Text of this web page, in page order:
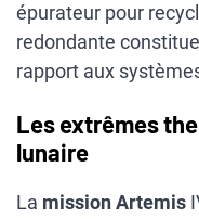
épurateur pour
redondante
rapport aux
Les extrêmes
lunaire
La missionArtemis